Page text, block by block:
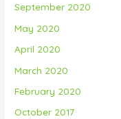
September 2020
May 2020
April 2020
March 2020
February 2020
October 2017